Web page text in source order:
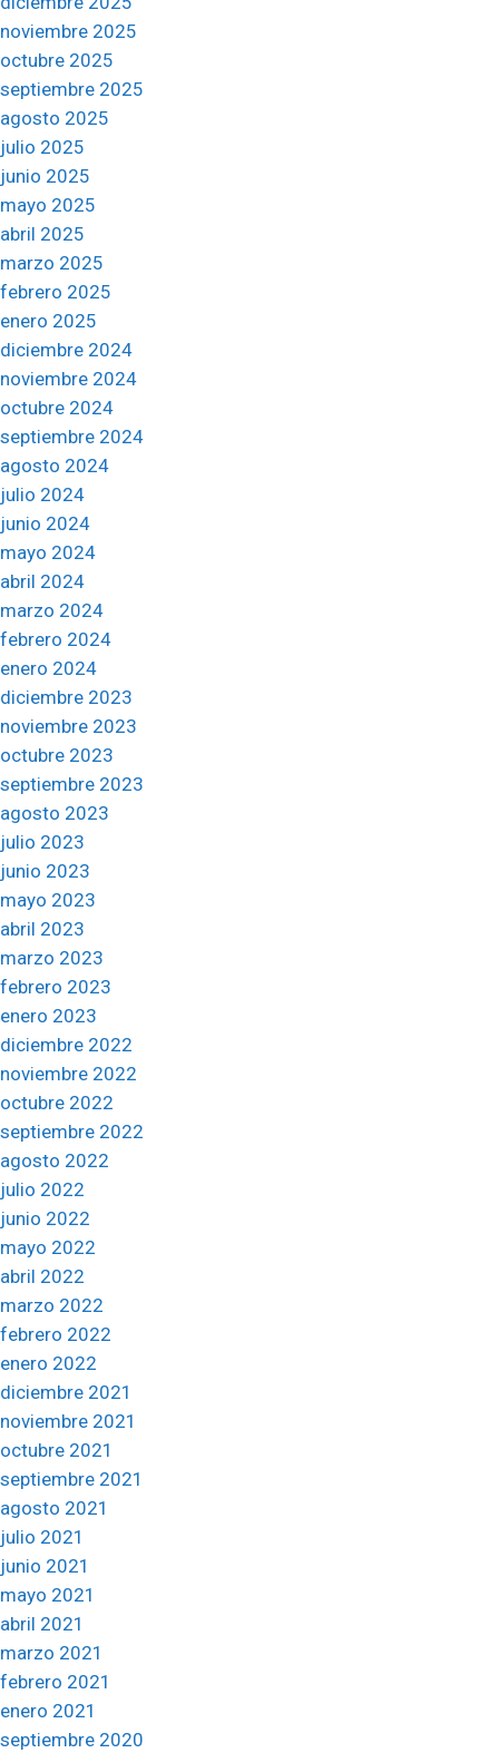
noviembre 2025
octubre 2025
septiembre 2025
agosto 2025
julio 2025
junio 2025
mayo 2025
abril 2025
marzo 2025
febrero 2025
enero 2025
diciembre 2024
noviembre 2024
octubre 2024
septiembre 2024
agosto 2024
julio 2024
junio 2024
mayo 2024
abril 2024
marzo 2024
febrero 2024
enero 2024
diciembre 2023
noviembre 2023
octubre 2023
septiembre 2023
agosto 2023
julio 2023
junio 2023
mayo 2023
abril 2023
marzo 2023
febrero 2023
enero 2023
diciembre 2022
noviembre 2022
octubre 2022
septiembre 2022
agosto 2022
julio 2022
junio 2022
mayo 2022
abril 2022
marzo 2022
febrero 2022
enero 2022
diciembre 2021
noviembre 2021
octubre 2021
septiembre 2021
agosto 2021
julio 2021
junio 2021
mayo 2021
abril 2021
marzo 2021
febrero 2021
enero 2021
septiembre 2020